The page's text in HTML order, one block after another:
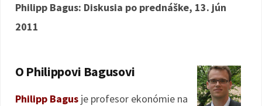
Philipp Bagus: Diskusia po prednáške, 13. jún
2011
O Philippovi Bagusovi
Philipp Bagus je profesor ekonómie na